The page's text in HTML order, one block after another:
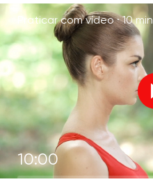
Praticar com vídeo ·10 min
10:00